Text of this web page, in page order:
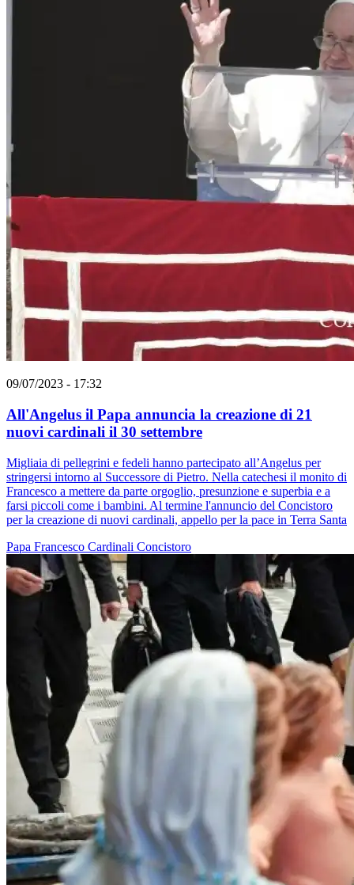
09/07/2023 - 17:32
All'Angelus il Papa annuncia la creazione di 21
nuovi cardinali il 30 settembre
Migliaia di pellegrini e fedeli hanno partecipato all’Angelus per
stringersi intorno al Successore di Pietro. Nella catechesi il monito di
Francesco a mettere da parte orgoglio, presunzione e superbia e a
farsi piccoli come i bambini. Al termine l'annuncio del Concistoro
per la creazione di nuovi cardinali, appello per la pace in Terra Santa
Papa Francesco Cardinali Concistoro